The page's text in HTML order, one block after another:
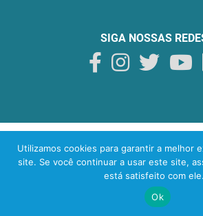
SIGA NOSSAS
BioTec Amazônia
© 2026 Todos os
O uso sustentável da biodiversidade
Desenvolvido poryeti
Utilizamos cookies para garantir a melhor
site. Se você continuar a usar este site,
está satisfeito com ele.
Ok